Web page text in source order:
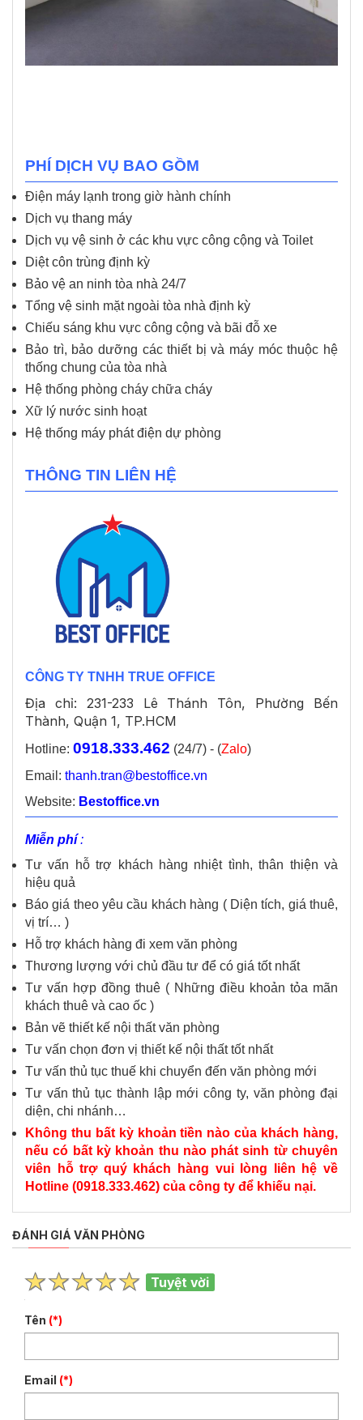
PHÍ DỊCH VỤ BAO GỒM
Điện máy lạnh trong giờ hành chính
Dịch vụ thang máy
Dịch vụ vệ sinh ở các khu vực công cộng và Toilet
Diệt côn trùng định kỳ
Bảo vệ an ninh tòa nhà 24/7
Tổng vệ sinh mặt ngoài tòa nhà định kỳ
Chiếu sáng khu vực công cộng và bãi đỗ xe
Bảo trì, bảo dưỡng các thiết bị và máy móc thuộc hệ
thống chung của tòa nhà
Hệ thống phòng cháy chữa cháy
Xữ lý nước sinh hoạt
Hệ thống máy phát điện dự phòng
THÔNG TIN LIÊN HỆ
CÔNG TY TNHH TRUE OFFICE
Địa chỉ: 231-233 Lê Thánh Tôn, Phường Bến
Thành, Quận 1, TP.HCM
Hotline: 0918.333.462 (24/7) - (Zalo)
Email: thanh.tran@bestoffice.vn
Website: Bestoffice.vn
Miễn phí:
Tư vấn hỗ trợ khách hàng nhiệt tình, thân thiện và
hiệu quả
Báo giá theo yêu cầu khách hàng ( Diện tích, giá thuê,
vị trí… )
Hỗ trợ khách hàng đi xem văn phòng
Thương lượng với chủ đầu tư để có giá tốt nhất
Tư vấn hợp đồng thuê ( Những điều khoản tỏa mãn
khách thuê và cao ốc )
Bản vẽ thiết kế nội thất văn phòng
Tư vấn chọn đơn vị thiết kế nội thất tốt nhất
Tư vấn thủ tục thuế khi chuyển đến văn phòng mới
Tư vấn thủ tục thành lập mới công ty, văn phòng đại
diện, chi nhánh…
Không thu bất kỳ khoản tiền nào của khách hàng,
nếu có bất kỳ khoản thu nào phát sinh từ chuyên
viên hỗ trợ quý khách hàng vui lòng liên hệ về
Hotline (0918.333.462) của công ty để khiếu nại.
ĐÁNH GIÁ VĂN PHÒNG
Tuyệt vời
Tên (*)
Email (*)